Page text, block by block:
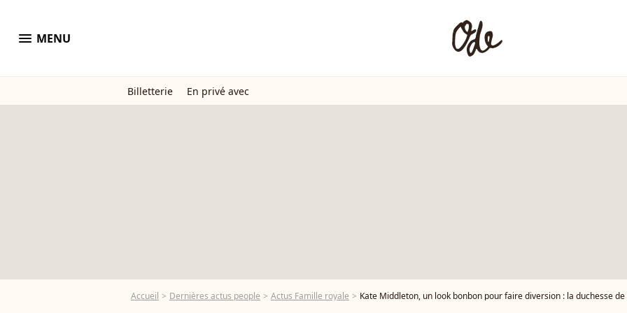
menu MENU
Billetterie En privé avec
Accueil Dernières actus people Actus Famille royale Kate Middleton, un look bonbon pour faire diversion : la duchesse